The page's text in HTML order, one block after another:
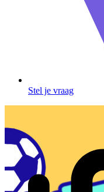
Stel je vraag